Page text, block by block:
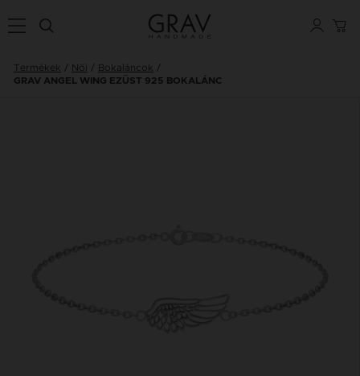
Termékek Női Bokaláncok
GRAV ANGEL WING EZÜST 925 BOKALÁNC